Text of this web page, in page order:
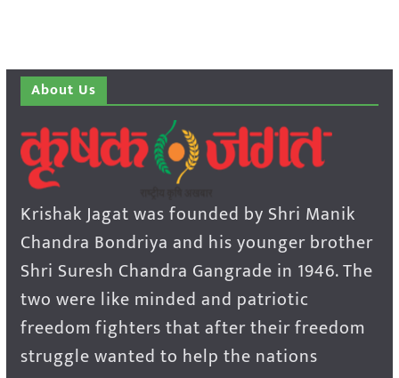
About Us
Krishak Jagat was founded by Shri Manik
Chandra Bondriya and his younger brother
Shri Suresh Chandra Gangrade in 1946. The
two were like minded and patriotic
freedom fighters that after their freedom
struggle wanted to help the nations